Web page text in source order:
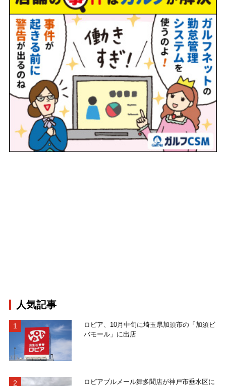
人気記事
ロピア、10月中旬に埼玉県加須市の「加須ビ
バモール」に出店
ロピアブルメール舞多聞店が神戸市垂水区に